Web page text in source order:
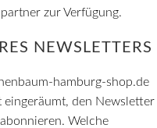
zur Verfügung.
NEWSLETTERS
hamburg-shop.de
den Newsletter
Welche